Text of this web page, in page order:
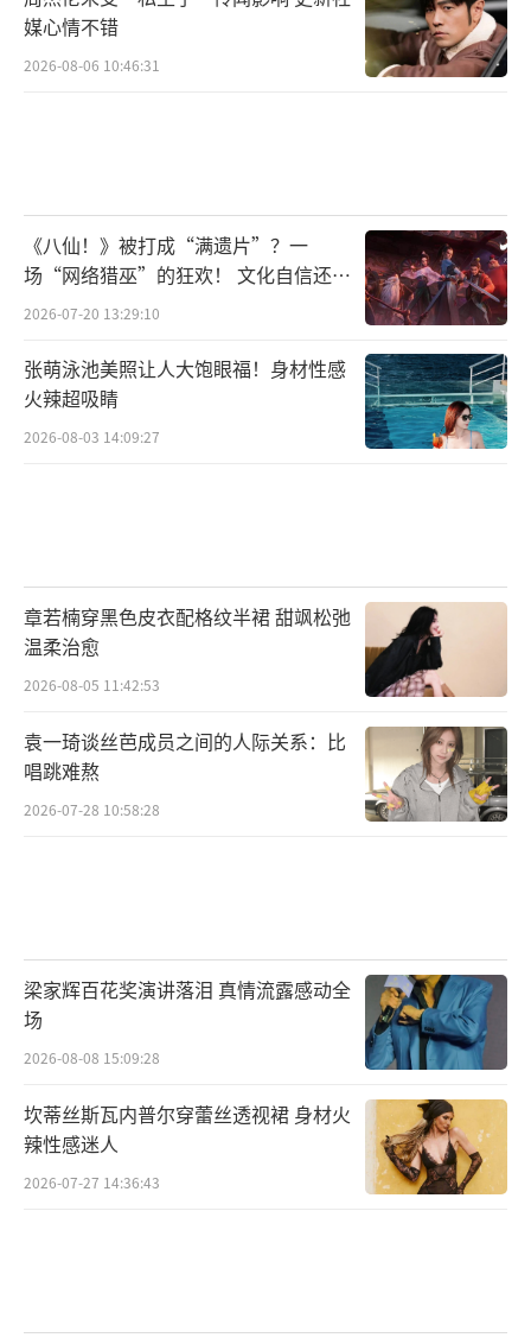
媒心情不错
2026-08-06 10:46:31
《八仙！》被打成“满遗片”？一
场“网络猎巫”的狂欢！ 文化自信还是
焦虑？
2026-07-20 13:29:10
张萌泳池美照让人大饱眼福！身材性感
火辣超吸睛
2026-08-03 14:09:27
章若楠穿黑色皮衣配格纹半裙 甜飒松弛
温柔治愈
2026-08-05 11:42:53
袁一琦谈丝芭成员之间的人际关系：比
唱跳难熬
2026-07-28 10:58:28
梁家辉百花奖演讲落泪 真情流露感动全
场
2026-08-08 15:09:28
坎蒂丝斯瓦内普尔穿蕾丝透视裙 身材火
辣性感迷人
2026-07-27 14:36:43